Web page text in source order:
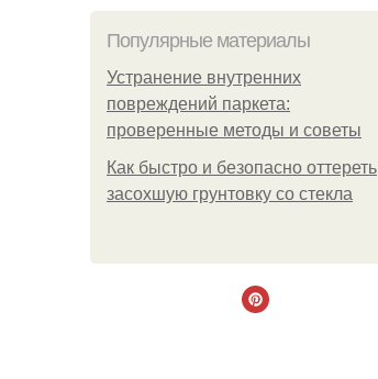
Популярные материалы
Устранение внутренних
повреждений паркета:
проверенные методы и советы
Как быстро и безопасно оттереть
засохшую грунтовку со стекла